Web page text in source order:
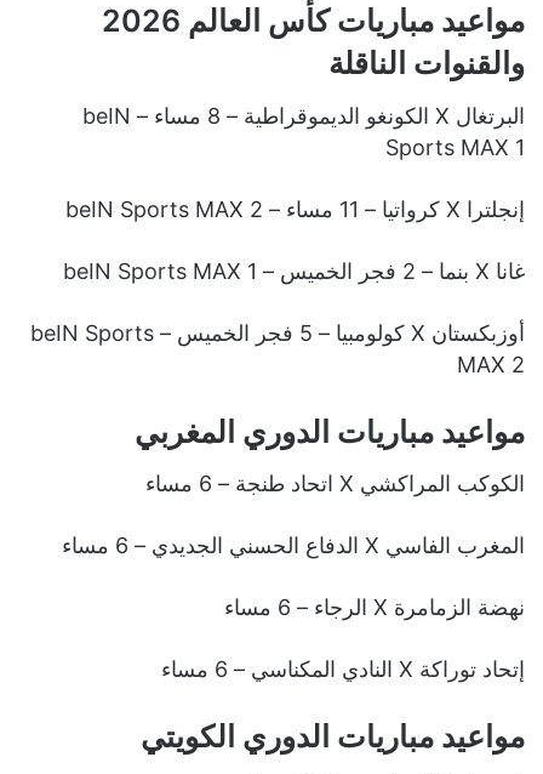
مواعيد مباريات كأس العالم 2026
والقنوات الناقلة
البرتغال X الكونغو الديموقراطية – 8 مساء – beIN
Sports MAX 1
إنجلترا X كرواتيا – 11 مساء – beIN Sports MAX 2
غانا X بنما – 2 فجر الخميس – beIN Sports MAX 1
أوزبكستان X كولومبيا – 5 فجر الخميس – beIN Sports
MAX 2
مواعيد مباريات الدوري المغربي
الكوكب المراكشي X اتحاد طنجة – 6 مساء
المغرب الفاسي X الدفاع الحسني الجديدي – 6 مساء
نهضة الزمامرة X الرجاء – 6 مساء
إتحاد توراكة X النادي المكناسي – 6 مساء
مواعيد مباريات الدوري الكويتي